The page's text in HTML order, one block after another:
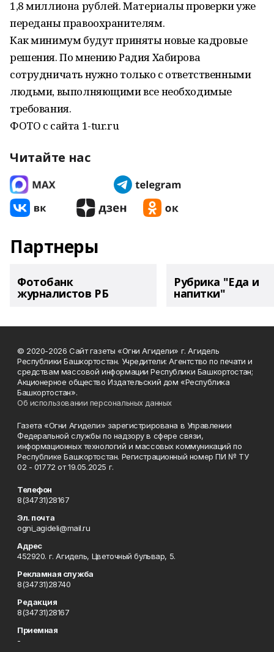
1,8 миллиона рублей. Материалы проверки уже
переданы правоохранителям.
Как минимум будут приняты новые кадровые
решения. По мнению Радия Хабирова
сотрудничать нужно только с ответственными
людьми, выполняющими все необходимые
требования.
ФОТО с сайта 1-tur.ru
Читайте нас
Партнеры
Фотобанк
журналистов РБ
Рубрика "Еда и
напитки"
© 2020-2026 Сайт газеты «Огни Агидели» г. Агидель
Республики Башкортостан. Учредители: Агентство по печати и
средствам массовой информации Республики Башкортостан;
Акционерное общество Издательский дом «Республика
Башкортостан».
Об использовании персональных данных
Газета «Огни Агидели» зарегистрирована в Управлении
Федеральной службы по надзору в сфере связи,
информационных технологий и массовых коммуникаций по
Республике Башкортостан. Регистрационный номер ПИ № ТУ
02 - 01772 от 19.05.2025 г.
Телефон
8(34731)28167
Эл. почта
ogni_agideli@mail.ru
Адрес
452920. г. Агидель, Цветочный бульвар, 5.
Рекламная служба
8(34731)28740
Редакция
8(34731)28167
Приемная
-